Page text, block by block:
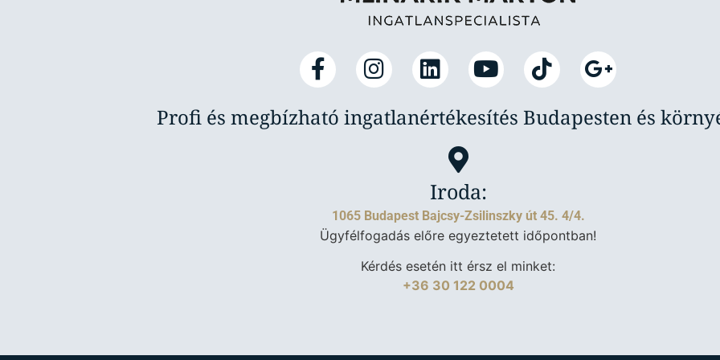
Profi és megbízható ingatlanértékesítés Budapesten és
Iroda:
1065 Budapest Bajcsy-Zsilinszky út 45. 4/4.
Ügyfélfogadás előre egyeztetett időpontban!
Kérdés esetén itt érsz el minket:
+36 30 122 0004